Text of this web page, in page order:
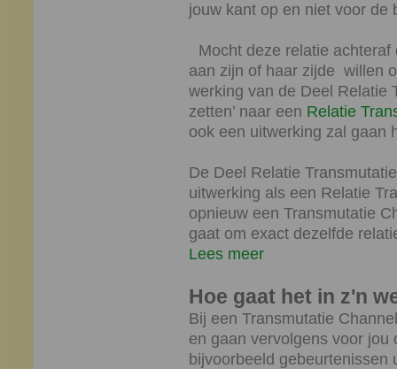
jouw kant op en niet voor de
Mocht deze relatie
aan zijn of haar zijde willen
werking van de Deel Relatie
zetten’ naar een Relatie
ook een uitwerking zal gaan
De Deel Relatie
uitwerking als een Relatie
opnieuw een Transmutatie
gaat om exact dezelfde
Lees meer
Hoe gaat het in z'n
Bij een Transmutatie
en gaan vervolgens voor jou
bijvoorbeeld